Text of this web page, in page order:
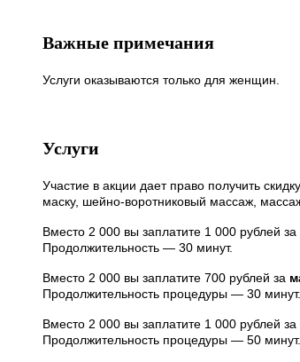
Важные примечания
Услуги оказываются только для женщин.
Услуги
Участие в акции дает право получить
маску, шейно-воротниковый массаж,
Вместо 2 000 вы заплатите 1 000 рублей за
Продолжительность — 30 минут.
Вместо 2 000 вы заплатите 700 рублей за
Продолжительность процедуры — 30 минут.
Вместо 2 000 вы заплатите 1 000 рублей за
Продолжительность процедуры — 50 минут.